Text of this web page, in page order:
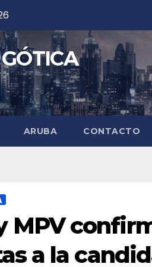
ARUBA CONTACTO
MPV
a la